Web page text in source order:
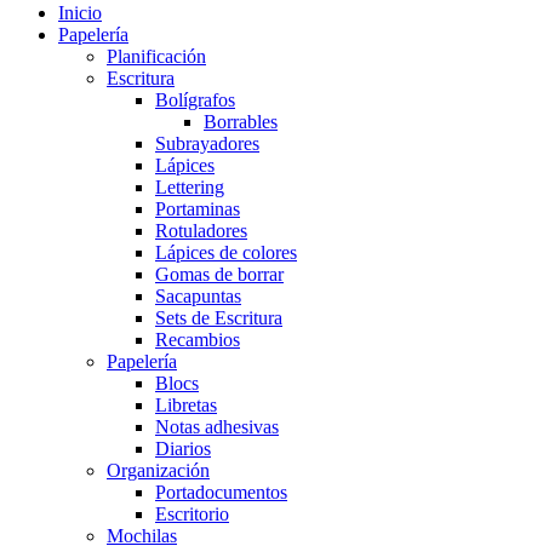
Inicio
Papelería
Planificación
Escritura
Bolígrafos
Borrables
Subrayadores
Lápices
Lettering
Portaminas
Rotuladores
Lápices de colores
Gomas de borrar
Sacapuntas
Sets de Escritura
Recambios
Papelería
Blocs
Libretas
Notas adhesivas
Diarios
Organización
Portadocumentos
Escritorio
Mochilas